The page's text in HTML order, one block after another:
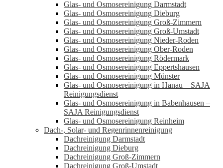
Glas- und Osmosereinigung Darmstadt
Glas- und Osmosereinigung Dieburg
Glas- und Osmosereinigung Groß-Zimmern
Glas- und Osmosereinigung Groß-Umstadt
Glas- und Osmosereinigung Nieder-Roden
Glas- und Osmosereinigung Ober-Roden
Glas- und Osmosereinigung Rödermark
Glas- und Osmosereinigung Eppertshausen
Glas- und Osmosereinigung Münster
Glas- und Osmosereinigung in Hanau – SAJA
Reinigungsdienst
Glas- und Osmosereinigung in Babenhausen –
SAJA Reinigungsdienst
Glas- und Osmosereinigung Reinheim
Dach-, Solar- und Regenrinnenreinigung
Dachreinigung Darmstadt
Dachreinigung Dieburg
Dachreinigung Groß-Zimmern
Dachreinigung Groß-Umstadt